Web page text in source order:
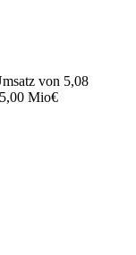
von 5,08
Mio€